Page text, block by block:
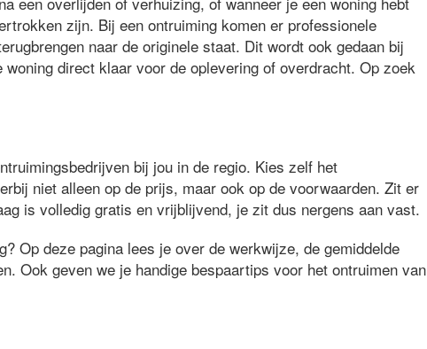
zijn. Bij een ontruiming komen er professionele
naar de originele staat. Dit wordt ook gedaan bij
direct klaar voor de oplevering of overdracht. Op zoek
bij jou in de regio. Kies zelf het
niet alleen op de prijs, maar ook op de voorwaarden. Zit er
is volledig gratis en vrijblijvend, je zit dus nergens aan vast.
Op deze pagina lees je over de werkwijze, de gemiddelde
Ook geven we je handige bespaartips voor het ontruimen van